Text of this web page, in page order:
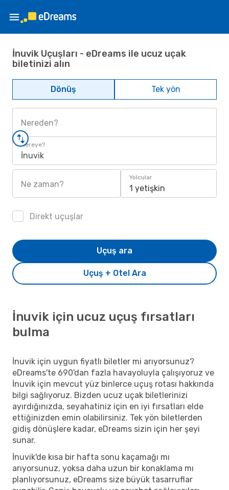
İnuvik Uçuşları - eDreams ile ucuz uçak
biletinizi alın
Dönüş Tek yön
Nereden?
Nereye?
İnuvik
Ne zaman?
Yolcular
1 yetişkin
Direkt uçuşlar
Uçuş + Otel Ara
Uçuş ara
İnuvik için ucuz uçuş fırsatları
bulma
İnuvik için uygun fiyatlı biletler mi arıyorsunuz?
eDreams'te 690'dan fazla havayoluyla çalışıyoruz ve
İnuvik için mevcut yüz binlerce uçuş rotası hakkında
bilgi sağlıyoruz. Bizden ucuz uçak biletlerinizi
ayırdığınızda, seyahatiniz için en iyi fırsatları elde
ettiğinizden emin olabilirsiniz. Tek yön biletlerden
gidiş dönüşlere kadar, eDreams sizin için her şeyi
sunar.
İnuvik'de kısa bir hafta sonu kaçamağı mı
arıyorsunuz, yoksa daha uzun bir konaklama mı
planlıyorsunuz, eDreams size büyük tasarruflar